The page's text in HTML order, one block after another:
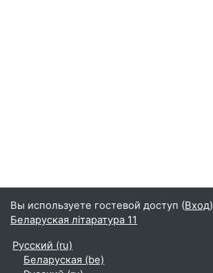
Вы используете гостевой доступ (Вход)
Беларуская літаратура 11
Русский ‎(ru)‎
Беларуская ‎(be)‎